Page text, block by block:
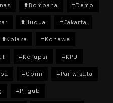
#Bombana #Demo
#Hugua #Jakarta
#Kolaka #Konawe
#Korupsi #KPU
#Opini #Pariwisata
#Pilgub